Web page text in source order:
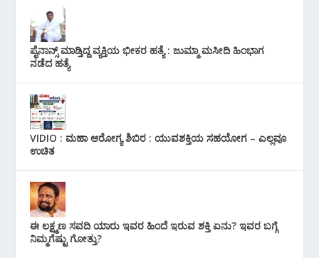
ಪೈನಾನ್ಸ್ ಮಾಡ್ತಿದ್ದ ವ್ಯಕ್ತಿಯ ಭೀಕರ‌ ಹತ್ಯೆ : ಜುಮ್ಮಾ ಮಸೀದಿ ಹಿಂಭಾಗ
ನಡೆದ ಹತ್ಯೆ
VIDIO : ಮಹಾ ಆರೋಗ್ಯ ಶಿಬಿರ : ಯುವಶಕ್ತಿಯ ಸಹಯೋಗ – ಎಲ್ಲವೂ
ಉಚಿತ
ಈ ಲಕ್ಷ್ಮಣ ಸವದಿ ಯಾರು ಇವರ ಹಿಂದೆ ಇರುವ ಶಕ್ತಿ ಏನು? ಇವರ ಬಗ್ಗೆ
ನಿಮ್ಮಗೆಷ್ಟು ಗೋತ್ತು?